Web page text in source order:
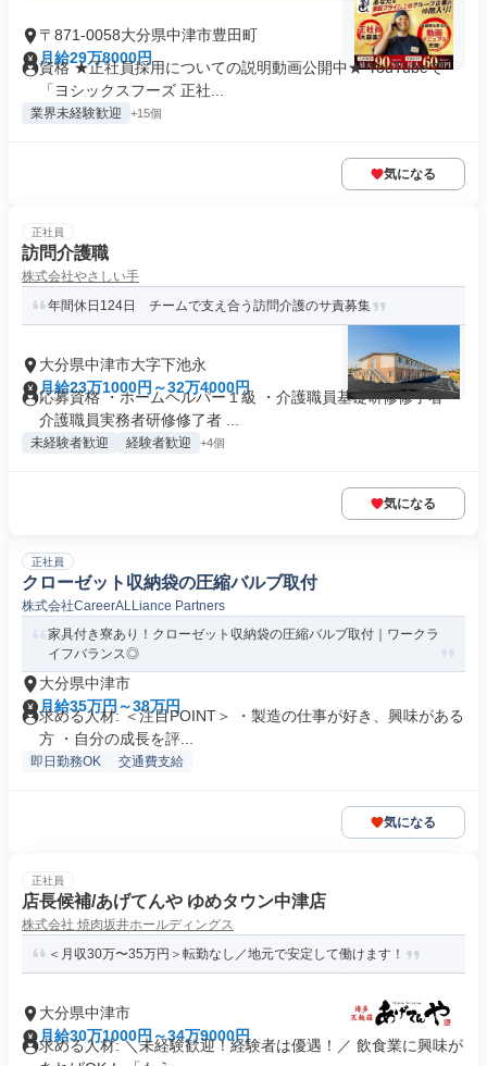
〒871-0058大分県中津市豊田町
月給29万8000円
資格 ★正社員採用についての説明動画公開中★ YouTubeで
「ヨシックスフーズ 正社...
業界未経験歓迎 +15個
気になる
正社員
訪問介護職
株式会社やさしい手
年間休日124日 チームで支え合う訪問介護のサ責募集
大分県中津市大字下池永
月給23万1000円～32万4000円
応募資格 ・ホームヘルパー１級 ・介護職員基礎研修修了者 ・
介護職員実務者研修修了者 ...
未経験者歓迎 経験者歓迎 +4個
気になる
正社員
クローゼット収納袋の圧縮バルブ取付
株式会社CareerALLiance Partners
家具付き寮あり！クローゼット収納袋の圧縮バルブ取付｜ワークラ
イフバランス◎
大分県中津市
月給35万円～38万円
求める人材: ＜注目POINT＞ ・製造の仕事が好き、興味がある
方 ・自分の成長を評...
即日勤務OK 交通費支給
気になる
正社員
店長候補/あげてんや ゆめタウン中津店
株式会社 焼肉坂井ホールディングス
＜月収30万〜35万円＞転勤なし／地元で安定して働けます！
大分県中津市
月給30万1000円～34万9000円
求める人材: ＼未経験歓迎！経験者は優遇！／ 飲食業に興味が